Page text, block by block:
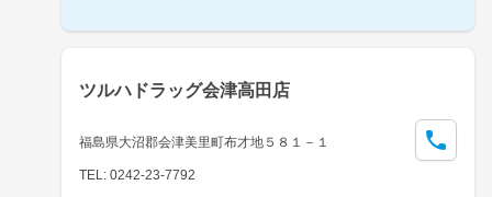
ツルハドラッグ会津高田店
福島県大沼郡会津美里町布才地５８１－１
TEL: 0242-23-7792